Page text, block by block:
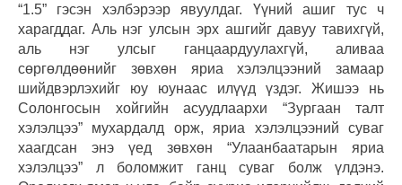
“1.5” гэсэн хэлбэрээр явуулдаг. Үүний ашиг тус ч
харагддаг. Аль нэг улсын эрх ашгийг давуу тавихгүй,
аль нэг улсыг ганцаардуулахгүй, аливаа
сөргөлдөөнийг зөвхөн яриа хэлэлцээний замаар
шийдвэрлэхийг юу юунаас илүүд үздэг. Жишээ нь
Солонгосын хойгийн асуудлаархи “Зургаан талт
хэлэлцээ” мухардалд орж, яриа хэлэлцээний суваг
хаагдсан энэ үед зөвхөн “Улаанбаатарын яриа
хэлэлцээ” л боломжит ганц суваг болж үлдэнэ.